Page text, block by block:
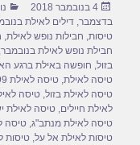
e
b
o
o
k
o
d
o
n
פורסם
בתאריך
4 בנובמבר 2018
בדצמבר,דילים לאילת
טיסות, חבילות נופש לאילת,
חבילת נופש לאילת בנובמבר,
בזול, חופשה באילת ברגע
טיסה לאילת,טיסה לאילת 99 ש"ח
טיסה לאילת בזול,טיסה
לאילת חיילים,טיסה לאילת
טיסה לאילת מנתב"ג,טיסה
טיסות לאילת אל על,טיסות